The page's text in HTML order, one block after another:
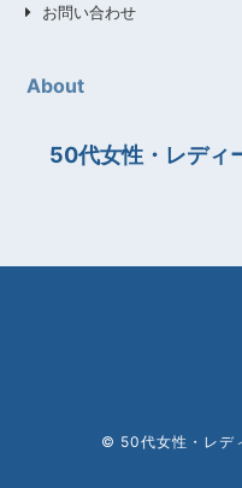
お問い合わせ
About
50代女性・レディ
© 50代女性・レデ